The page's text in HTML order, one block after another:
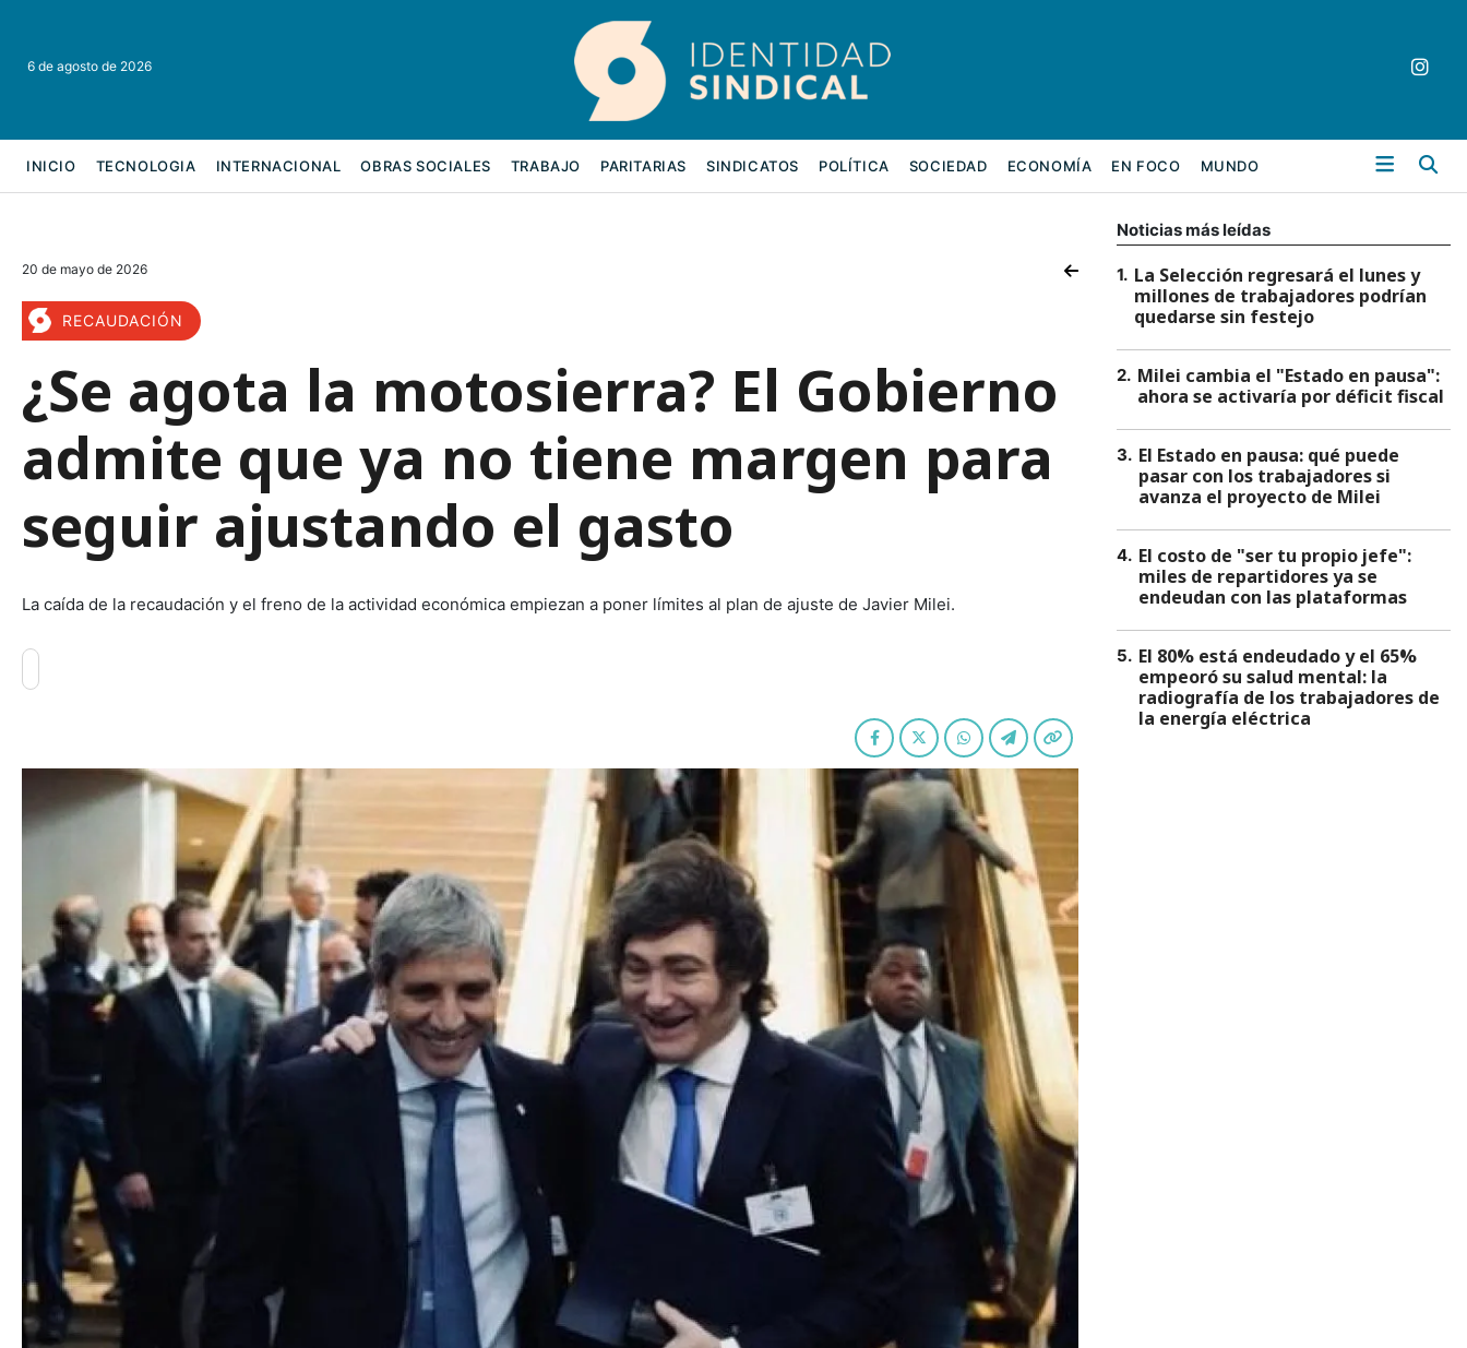
6 de agosto de 2026
INICIO TECNOLOGIA INTERNACIONAL OBRAS SOCIALES TRABAJO PARITARIAS SINDICATOS POLÍTICA SOCIEDAD ECONOMÍA EN FOCO MUNDO
20 de mayo de 2026
RECAUDACIÓN
¿Se agota la motosierra? El Gobierno
admite que ya no tiene margen para
seguir ajustando el gasto
La caída de la recaudación y el freno de la actividad económica empiezan a poner límites al plan de ajuste de Javier Milei.
Noticias más leídas
1. La Selección regresará el lunes y
millones de trabajadores podrían
quedarse sin festejo
2. Milei cambia el "Estado en pausa":
ahora se activaría por déficit fiscal
3. El Estado en pausa: qué puede
pasar con los trabajadores si
avanza el proyecto de Milei
4. El costo de "ser tu propio jefe":
miles de repartidores ya se
endeudan con las plataformas
5. El 80% está endeudado y el 65%
empeoró su salud mental: la
radiografía de los trabajadores de
la energía eléctrica